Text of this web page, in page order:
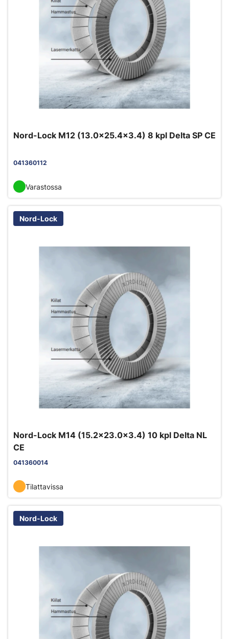
Nord-Lock M12 (13.0x25.4x3.4) 8 kpl Delta SP CE
041360112
Varastossa
Nord-Lock
Nord-Lock M14 (15.2x23.0x3.4) 10 kpl Delta NL
CE
041360014
Tilattavissa
Nord-Lock